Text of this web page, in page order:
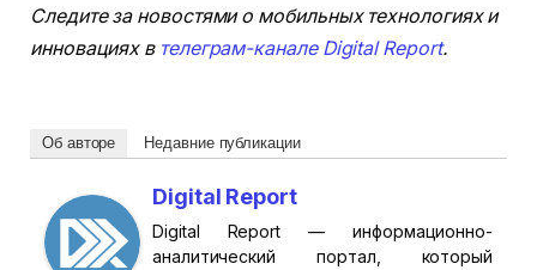
Следите за новостями о мобильных технологиях и
инновациях в телеграм-канале Digital Report.
Об авторе Недавние публикации
Digital Report
Digital Report — информационно-
аналитический портал, который